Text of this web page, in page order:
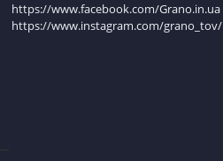
https://www.facebook.com/Grano.in.ua
https://www.instagram.com/grano_tov/